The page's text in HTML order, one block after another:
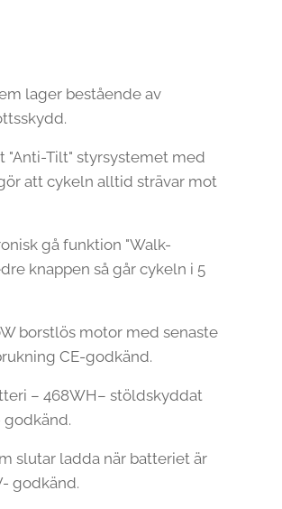
lager bestående av
"Anti-Tilt" styrsystemet med
att cykeln alltid strävar mot
gå funktion "Walk-
knappen så går cykeln i 5
borstlös motor med senaste
CE-godkänd.
– 468WH– stöldskyddat
godkänd.
slutar ladda när batteriet är
godkänd.